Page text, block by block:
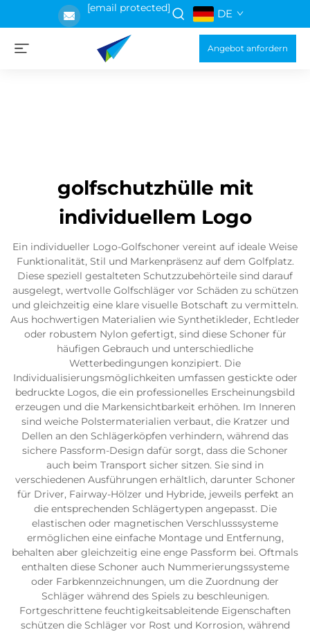
[email protected] DE
Angebot anfordern
golfschutzhülle mit
individuellem Logo
Ein individueller Logo-Golfschoner vereint auf ideale Weise
Funktionalität, Stil und Markenpräsenz auf dem Golfplatz.
Diese speziell gestalteten Schutzzubehörteile sind darauf
ausgelegt, wertvolle Golfschläger vor Schäden zu schützen
und gleichzeitig eine klare visuelle Botschaft zu vermitteln.
Aus hochwertigen Materialien wie Synthetikleder, Echtleder
oder robustem Nylon gefertigt, sind diese Schoner für
häufigen Gebrauch und unterschiedliche
Wetterbedingungen konzipiert. Die
Individualisierungsmöglichkeiten umfassen gestickte oder
bedruckte Logos, die ein professionelles Erscheinungsbild
erzeugen und die Markensichtbarkeit erhöhen. Im Inneren
sind weiche Polstermaterialien verbaut, die Kratzer und
Dellen an den Schlägerköpfen verhindern, während das
sichere Passform-Design dafür sorgt, dass die Schoner
auch beim Transport sicher sitzen. Sie sind in
verschiedenen Ausführungen erhältlich, darunter Schoner
für Driver, Fairway-Hölzer und Hybride, jeweils perfekt an
die entsprechenden Schlägertypen angepasst. Die
elastischen oder magnetischen Verschlusssysteme
ermöglichen eine einfache Montage und Entfernung,
behalten aber gleichzeitig eine enge Passform bei. Oftmals
enthalten diese Schoner auch Nummerierungssysteme
oder Farbkennzeichnungen, um die Zuordnung der
Schläger während des Spiels zu beschleunigen.
Fortgeschrittene feuchtigkeitsableitende Eigenschaften
schützen die Schläger vor Rost und Korrosion, während